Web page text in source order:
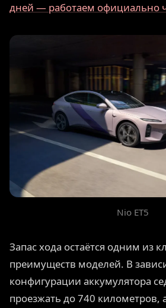
дней — работаем официально
Nio ET5
Запас хода остаётся одним из
преимуществ моделей. В
конфигурации аккумулятора
проезжать до 740 километров,